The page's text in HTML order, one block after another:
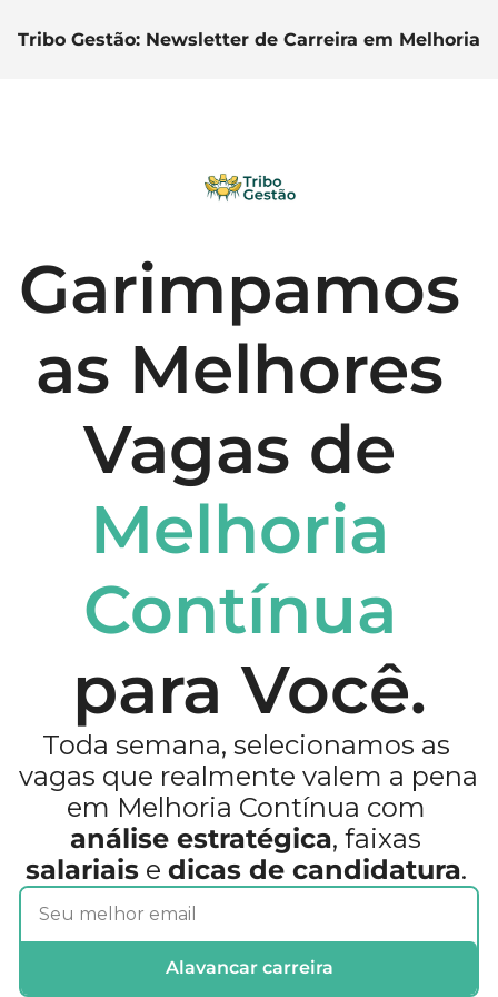
Tribo Gestão: Newsletter de Carreira em Melhoria
Garimpamos
as Melhores
Melhoria
Contínua
para Você.
Toda semana, selecionamos as
vagas que realmente valem a pena
análise estratégica
salariais e dicas de candidatura.
Alavancar carreira